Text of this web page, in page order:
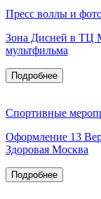
Пресс воллы и
Зона Дисней в ТЦ
мультфильма
Подробнее
Спортивные
Оформление 13
Здоровая Москва
Подробнее